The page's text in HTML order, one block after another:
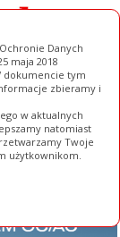
Danych
maja 2018
dokumencie tym
zbieramy i
w aktualnych
natomiast
Twoje
użytkownikom.
Firm Pełna Wersja